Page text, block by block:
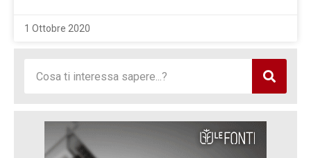
1 Ottobre 2020